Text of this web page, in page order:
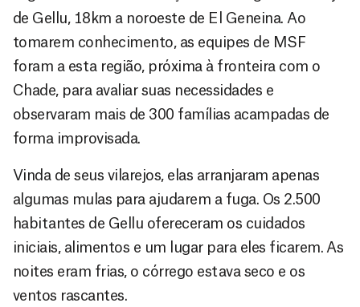
de Gellu, 18km a noroeste de El Geneina. Ao
tomarem conhecimento, as equipes de MSF
foram a esta região, próxima à fronteira com o
Chade, para avaliar suas necessidades e
observaram mais de 300 famílias acampadas de
forma improvisada.
Vinda de seus vilarejos, elas arranjaram apenas
algumas mulas para ajudarem a fuga. Os 2.500
habitantes de Gellu ofereceram os cuidados
iniciais, alimentos e um lugar para eles ficarem. As
noites eram frias, o córrego estava seco e os
ventos rascantes.